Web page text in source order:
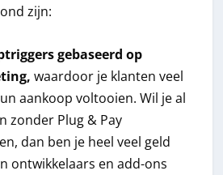
zijn:
gebaseerd op
waardoor je klanten veel
aankoop voltooien. Wil je al
zonder Plug & Pay
dan ben je heel veel geld
ontwikkelaars en add-ons